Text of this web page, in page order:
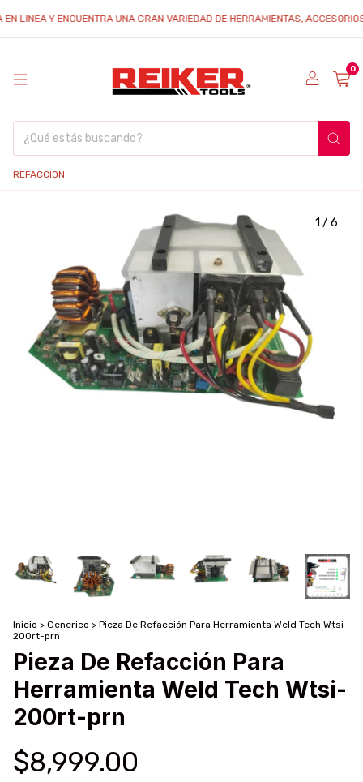
Y ENCUENTRA UNA GRAN VARIEDAD DE HERRAMIENTAS, ACCESORIOS Y
0
REFACCION
1 / 6
Inicio > Generico > Pieza De Refacción Para Herramienta Weld Tech Wtsi-
200rt-prn
Pieza De Refacción Para
Herramienta Weld Tech Wtsi-
200rt-prn
$8,999.00